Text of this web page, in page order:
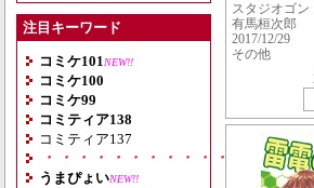
注目キーワード
コミケ101 NEW!!
コミケ100
コミケ99
コミティア138
コミティア137
・・・・・・・・・・・・・・・
うまぴょいNEW!!
スタジオゴン
有馬桓次郎
2017/12/29
その他